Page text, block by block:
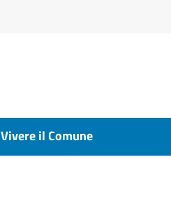
Vivere il Comune